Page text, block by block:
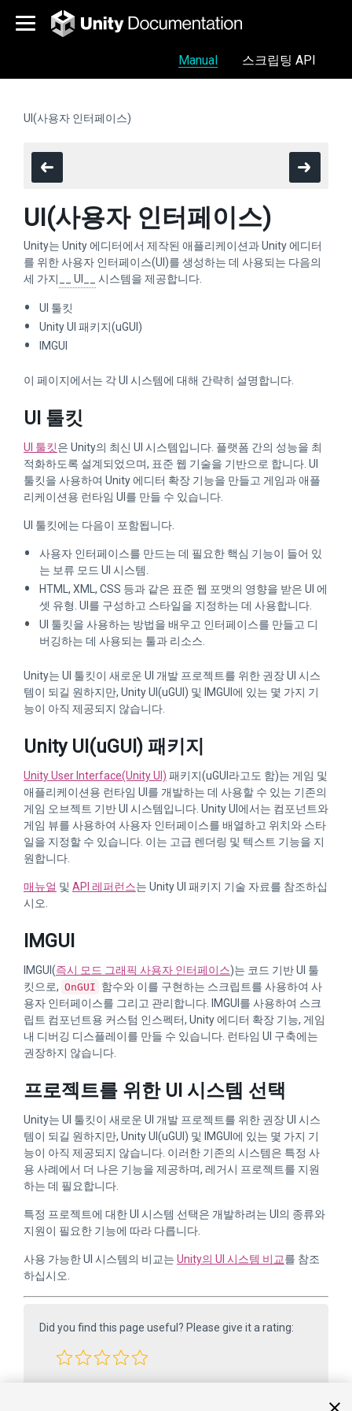
Manual 스크립팅 API
UI(사용자 인터페이스)
UI(사용자 인터페이스)
Unity는 Unity 에디터에서 제작된 애플리케이션과 Unity 에디터
를 위한 사용자 인터페이스(UI)를 생성하는 데 사용되는 다음의
세 가지
__ UI__ 시스템을 제공합니다.
UI 툴킷
Unity UI 패키지(uGUI)
IMGUI
이 페이지에서는 각 UI 시스템에 대해 간략히 설명합니다.
UI 툴킷
UI 툴킷은 Unity의 최신 UI 시스템입니다. 플랫폼 간의 성능을 최
적화하도록 설계되었으며, 표준 웹 기술을 기반으로 합니다. UI
툴킷을 사용하여 Unity 에디터 확장 기능을 만들고 게임과 애플
리케이션용 런타임 UI를 만들 수 있습니다.
UI 툴킷에는 다음이 포함됩니다.
사용자 인터페이스를 만드는 데 필요한 핵심 기능이 들어 있
는 보류 모드 UI 시스템.
HTML, XML, CSS 등과 같은 표준 웹 포맷의 영향을 받은 UI 에
셋 유형. UI를 구성하고 스타일을 지정하는 데 사용합니다.
UI 툴킷을 사용하는 방법을 배우고 인터페이스를 만들고 디
버깅하는 데 사용되는 툴과 리소스.
Unity는 UI 툴킷이 새로운 UI 개발 프로젝트를 위한 권장 UI 시스
템이 되길 원하지만, Unity UI(uGUI) 및 IMGUI에 있는 몇 가지 기
능이 아직 제공되지 않습니다.
Unity UI(uGUI) 패키지
Unity User Interface(Unity UI) 패키지(uGUI라고도 함)는 게임 및
애플리케이션용 런타임 UI를 개발하는 데 사용할 수 있는 기존의
게임 오브젝트 기반 UI 시스템입니다. Unity UI에서는 컴포넌트와
게임 뷰를 사용하여 사용자 인터페이스를 배열하고 위치와 스타
일을 지정할 수 있습니다. 이는 고급 렌더링 및 텍스트 기능을 지
원합니다.
매뉴얼 및 API 레퍼런스는 Unity UI 패키지 기술 자료를 참조하십
시오.
IMGUI
IMGUI(즉시 모드 그래픽 사용자 인터페이스)는 코드 기반 UI 툴
킷으로, OnGUI 함수와 이를 구현하는 스크립트를 사용하여 사
용자 인터페이스를 그리고 관리합니다. IMGUI를 사용하여 스크
립트 컴포넌트용 커스텀 인스펙터, Unity 에디터 확장 기능, 게임
내 디버깅 디스플레이를 만들 수 있습니다. 런타임 UI 구축에는
권장하지 않습니다.
프로젝트를 위한 UI 시스템 선택
Unity는 UI 툴킷이 새로운 UI 개발 프로젝트를 위한 권장 UI 시스
템이 되길 원하지만, Unity UI(uGUI) 및 IMGUI에 있는 몇 가지 기
능이 아직 제공되지 않습니다. 이러한 기존의 시스템은 특정 사
용 사례에서 더 나은 기능을 제공하며, 레거시 프로젝트를 지원
하는 데 필요합니다.
특정 프로젝트에 대한 UI 시스템 선택은 개발하려는 UI의 종류와
지원이 필요한 기능에 따라 다릅니다.
사용 가능한 UI 시스템의 비교는 Unity의 UI 시스템 비교를 참조
하십시오.
Did you find this page useful? Please give it a rating: